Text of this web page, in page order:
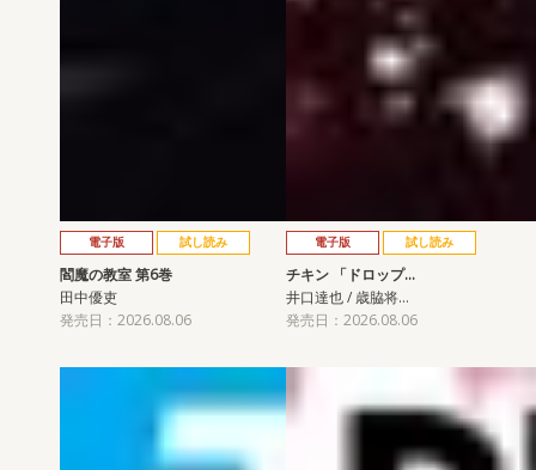
電子版 試し読み
閻魔の教室 第6巻
田中優吏
発売日：2026.08.06
電子版 試し読み
チキン 「ドロップ…
井口達也 / 歳脇将…
発売日：2026.08.06